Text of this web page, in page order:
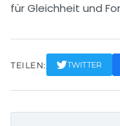
für Gleichheit und
TEILEN: TWITTER